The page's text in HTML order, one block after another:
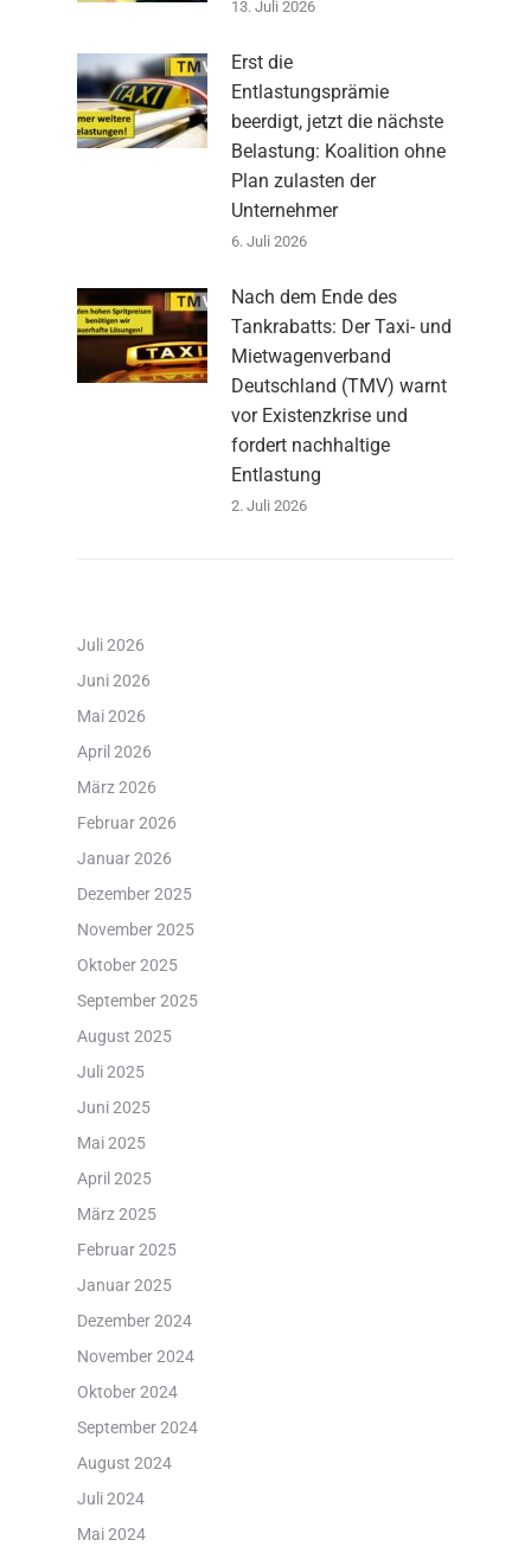
13. Juli 2026
Erst die
Entlastungsprämie
beerdigt, jetzt die nächste
Belastung: Koalition ohne
Plan zulasten der
Unternehmer
6. Juli 2026
Nach dem Ende des
Tankrabatts: Der Taxi- und
Mietwagenverband
Deutschland (TMV) warnt
vor Existenzkrise und
fordert nachhaltige
Entlastung
2. Juli 2026
Juli 2026
Juni 2026
Mai 2026
April 2026
März 2026
Februar 2026
Januar 2026
Dezember 2025
November 2025
Oktober 2025
September 2025
August 2025
Juli 2025
Juni 2025
Mai 2025
April 2025
März 2025
Februar 2025
Januar 2025
Dezember 2024
November 2024
Oktober 2024
September 2024
August 2024
Juli 2024
Mai 2024